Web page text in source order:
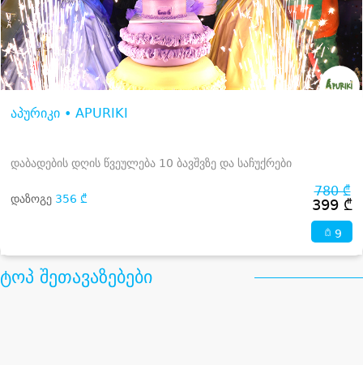
აპურიკი • APURIKI
დაბადების დღის წვეულება 10 ბავშვზე და საჩუქრები
დაზოგე 356 ₾ 780 ₾
399 ₾
9
ტოპ შეთავაზებები